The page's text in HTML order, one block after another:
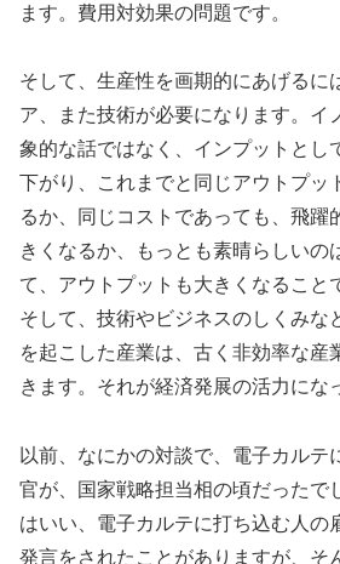
ます。費用対効果の問題です。
そして、生産性を画期的にあげるに
ア、また技術が必要になります。イ
象的な話ではなく、インプットとし
下がり、これまでと同じアウトプッ
るか、同じコストであっても、飛躍
きくなるか、もっとも素晴らしいの
て、アウトプットも大きくなること
そして、技術やビジネスのしくみな
を起こした産業は、古く非効率な産
きます。それが経済発展の活力にな
以前、なにかの対談で、電子カルテ
官が、国家戦略担当相の頃だったで
はいい、電子カルテに打ち込む人の
発言をされたことがありますが、そ